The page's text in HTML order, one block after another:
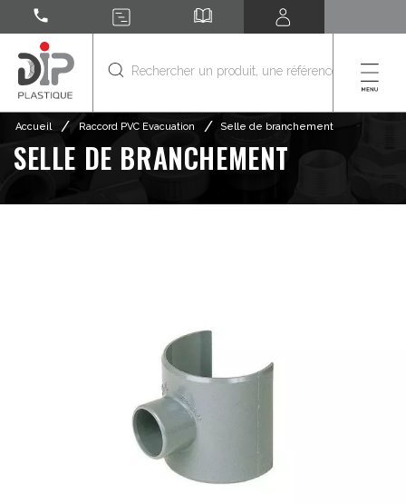
call
Accueil / Raccord PVC Evacuation / Selle de branchement
SELLE DE BRANCHEMENT